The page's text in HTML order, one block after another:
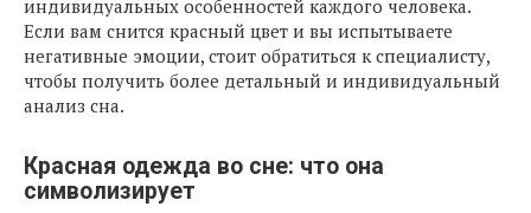
индивидуальных особенностей каждого человека.
Если вам снится красный цвет и вы испытываете
негативные эмоции, стоит обратиться к специалисту,
чтобы получить более детальный и индивидуальный
анализ сна.
Красная одежда во сне: что она
символизирует